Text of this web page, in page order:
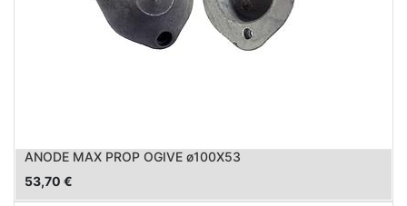
ANODE MAX PROP OGIVE ø100X53
53,70 €